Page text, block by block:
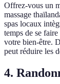
Offrez-vous un
massage
spas locaux
temps de se
votre bien-être.
peut réduire les
4.